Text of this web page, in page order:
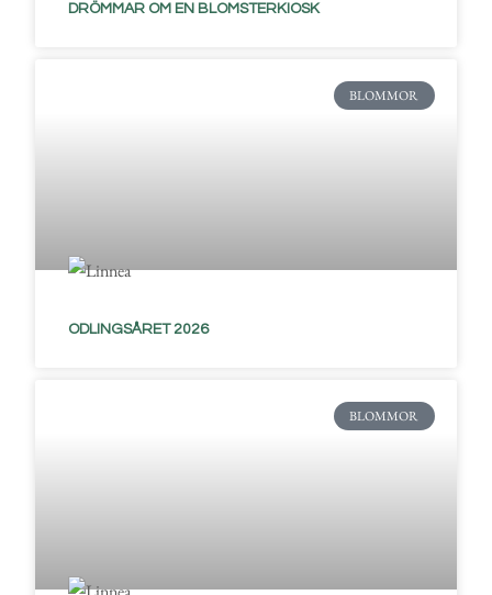
DRÖMMAR OM EN BLOMSTERKIOSK
BLOMMOR
ODLINGSÅRET 2026
BLOMMOR